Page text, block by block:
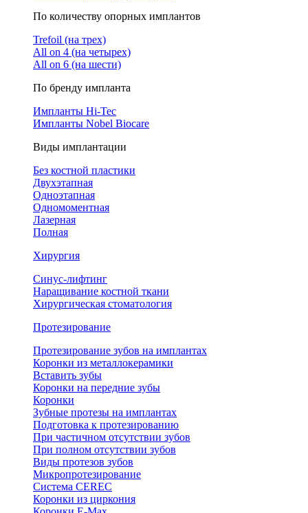
По количеству опорных имплантов
Trefoil (на трех)
All on 4 (на четырех)
All on 6 (на шести)
По бренду импланта
Импланты Hi-Tec
Импланты Nobel Biocare
Виды имплантации
Без костной пластики
Двухэтапная
Одноэтапная
Одномоментная
Лазерная
Полная
Хирургия
Синус-лифтинг
Наращивание костной ткани
Хирургическая стоматология
Протезирование
Протезирование зубов на имплантах
Коронки из металлокерамики
Вставить зубы
Коронки на передние зубы
Коронки
Зубные протезы на имплантах
Подготовка к протезированию
При частичном отсутствии зубов
При полном отсутствии зубов
Виды протезов зубов
Микропротезирование
Система CEREC
Коронки из циркония